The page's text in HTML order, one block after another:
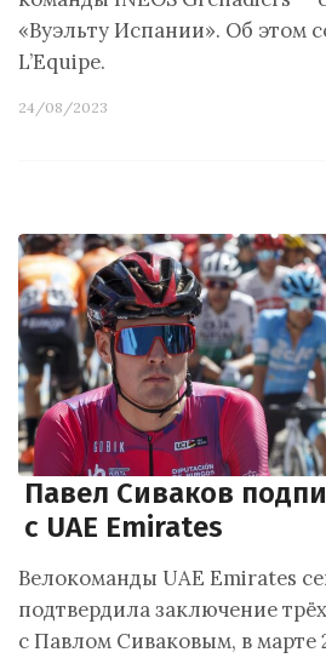
«Вуэльту Испании». Об этом
L’Equipe.
24/08/2023
Павел Сиваков
с UAE Emirates
Велокоманды UAE Emirates
подтвердила заключение
с Павлом Сиваковым, в марте